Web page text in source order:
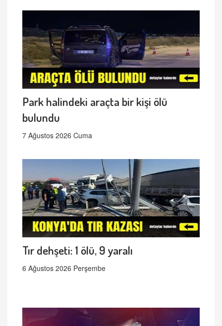
Park halindeki araçta bir kişi ölü
bulundu
7 Ağustos 2026 Cuma
Tır dehşeti: 1 ölü, 9 yaralı
6 Ağustos 2026 Perşembe